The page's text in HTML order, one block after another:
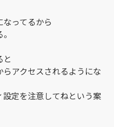
ってるから
と
アクセスされるようにな
定を注意してねという案